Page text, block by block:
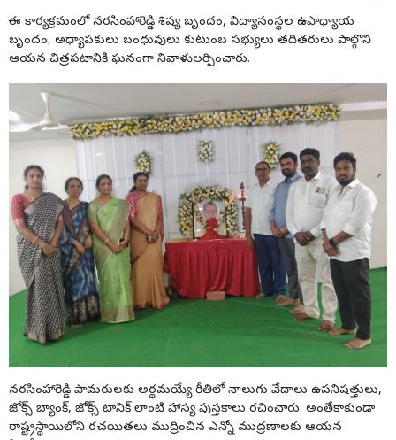
ఈ కార్యక్రమంలో నరసింహారెడ్డి శిష్య బృందం, విద్యాసంస్థల ఉపాధ్యాయ
బృందం, అధ్యాపకులు బంధువులు కుటుంబ సభ్యులు తదితరులు పాల్గొని
ఆయన చిత్రపటానికి ఘనంగా నివాళులర్పించారు.
నరసింహారెడ్డి పామరులకు అర్థమయ్యే రీతిలో నాలుగు వేదాలు ఉపనిషత్తులు,
జోక్స్ బ్యాంక్, జోక్స్ టానిక్ లాంటి హాస్య పుస్తకాలు రచించారు. అంతేకాకుండా
రాష్ట్రస్థాయిలోని రచయితలు ముద్రించిన ఎన్నో ముద్రణాలకు ఆయన